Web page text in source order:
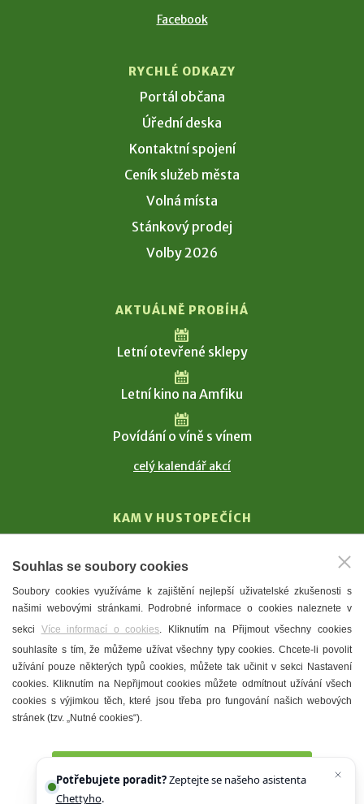
Facebook
RYCHLÉ ODKAZY
Portál občana
Úřední deska
Kontaktní spojení
Ceník služeb města
Volná místa
Stánkový prodej
Volby 2026
AKTUÁLNĚ PROBÍHÁ
Letní otevřené sklepy
Letní kino na Amfiku
Povídání o víně s vínem
celý kalendář akcí
KAM V HUSTOPEČÍCH
T. G. Masaryk
Mandloně
Ubytování
Restaurace
Městské muzeum a galerie
Denní meníčka
Souhlas se soubory cookies
Soubory cookies využíváme k zajištění nejlepší uživatelské zkušenosti s
našimi webovými stránkami. Podrobné informace o cookies naleznete v
sekci Více informací o cookies. Kliknutím na Přijmout všechny cookies
souhlasíte s tím, že můžeme užívat všechny typy cookies. Chcete-li povolit
užívání pouze některých typů cookies, můžete tak učinit v sekci Nastavení
cookies. Kliknutím na Nepřijmout cookies můžete odmítnout užívání všech
cookies s výjimkou těch, které jsou třeba pro fungování našich webových
stránek (tzv. „Nutné cookies“).
Potřebujete poradit?Zeptejte se našeho asistenta
Chettyho.